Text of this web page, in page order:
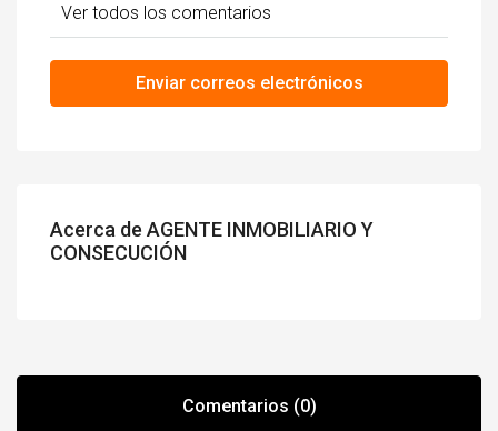
Ver todos los comentarios
Enviar correos electrónicos
Acerca de AGENTE INMOBILIARIO Y
CONSECUCIÓN
Comentarios (0)